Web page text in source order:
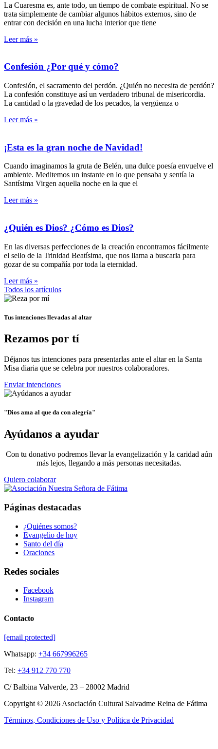
La Cuaresma es, ante todo, un tiempo de combate espiritual. No se
trata simplemente de cambiar algunos hábitos externos, sino de
entrar con decisión en una lucha interior que tiene
Leer más »
Confesión ¿Por qué y cómo?
Confesión, el sacramento del perdón. ¿Quién no necesita de perdón?
La confesión constituye así un verdadero tribunal de misericordia.
La cantidad o la gravedad de los pecados, la vergüenza o
Leer más »
¡Esta es la gran noche de Navidad!
Cuando imaginamos la gruta de Belén, una dulce poesía envuelve el
ambiente. Meditemos un instante en lo que pensaba y sentía la
Santísima Virgen aquella noche en la que el
Leer más »
¿Quién es Dios? ¿Cómo es Dios?
En las diversas perfecciones de la creación encontramos fácilmente
el sello de la Trinidad Beatísima, que nos llama a buscarla para
gozar de su compañía por toda la eternidad.
Leer más »
Todos los artículos
Tus intenciones llevadas al altar
Rezamos por tí
Déjanos tus intenciones para presentarlas ante el altar en la Santa
Misa diaria que se celebra por nuestros colaboradores.
Enviar intenciones
"Dios ama al que da con alegría"
Ayúdanos a ayudar
Con tu donativo podremos llevar la evangelización y la caridad aún
más lejos, llegando a más personas necesitadas.
Quiero colaborar
Páginas destacadas
¿Quiénes somos?
Evangelio de hoy
Santo del día
Oraciones
Redes sociales
Facebook
Instagram
Contacto
[email protected]
Whatsapp: +34 667996265
Tel: +34 912 770 770
C/ Balbina Valverde, 23 – 28002 Madrid
Copyright © 2026 Asociación Cultural Salvadme Reina de Fátima
Términos, Condiciones de Uso y Política de Privacidad